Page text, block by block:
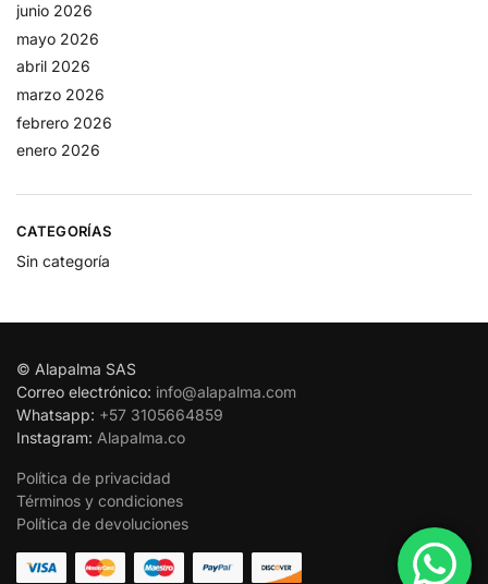
junio 2026
mayo 2026
abril 2026
marzo 2026
febrero 2026
enero 2026
CATEGORÍAS
Sin categoría
© Alapalma SAS
Correo electrónico: info@alapalma.com
Whatsapp: +57 3105664859
Instagram: Alapalma.co
Política de privacidad
Términos y condiciones
Política de devoluciones